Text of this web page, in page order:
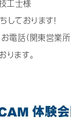
工士様
ております！
電話（関東営業所
ります。